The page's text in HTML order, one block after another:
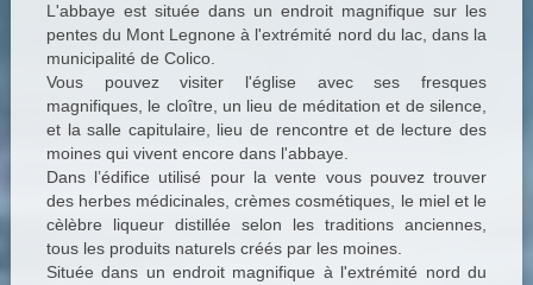
L'abbaye est située dans un endroit magnifique sur les
pentes du Mont Legnone à l'extrémité nord du lac, dans la
municipalité de Colico.
Vous pouvez visiter l'église avec ses fresques
magnifiques, le cloître, un lieu de méditation et de silence,
et la salle capitulaire, lieu de rencontre et de lecture des
moines qui vivent encore dans l'abbaye.
Dans l’édifice utilisé pour la vente vous pouvez trouver
des herbes médicinales, crèmes cosmétiques, le miel et le
cèlèbre liqueur distillée selon les traditions anciennes,
tous les produits naturels créés par les moines.
Située dans un endroit magnifique à l'extrémité nord du